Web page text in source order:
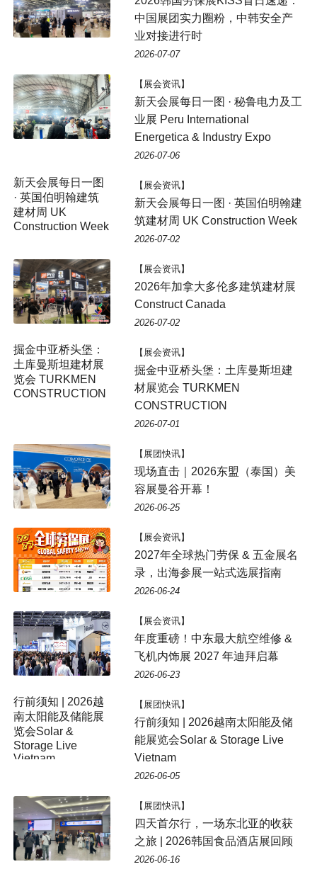
中国展团实力圈粉，中韩安全产
业对接进行时
2026-07-07
【展会资讯】
新天会展每日一图 · 秘鲁电力及工
业展 Peru International
Energetica & Industry Expo
2026-07-06
【展会资讯】
新天会展每日一图 · 英国伯明翰建
筑建材周 UK Construction Week
2026-07-02
【展会资讯】
2026年加拿大多伦多建筑建材展
Construct Canada
2026-07-02
【展会资讯】
掘金中亚桥头堡：土库曼斯坦建
材展览会 TURKMEN
CONSTRUCTION
2026-07-01
【展团快讯】
现场直击｜2026东盟（泰国）美
容展曼谷开幕！
2026-06-25
【展会资讯】
2027年全球热门劳保 & 五金展名
录，出海参展一站式选展指南
2026-06-24
【展会资讯】
年度重磅！中东最大航空维修 &
飞机内饰展 2027 年迪拜启幕
2026-06-23
行前须知 | 2026越
南太阳能及储能展
览会Solar &
Storage Live
Vietnam
【展团快讯】
行前须知 | 2026越南太阳能及储
能展览会Solar & Storage Live
Vietnam
2026-06-05
【展团快讯】
四天首尔行，一场东北亚的收获
之旅 | 2026韩国食品酒店展回顾
2026-06-16